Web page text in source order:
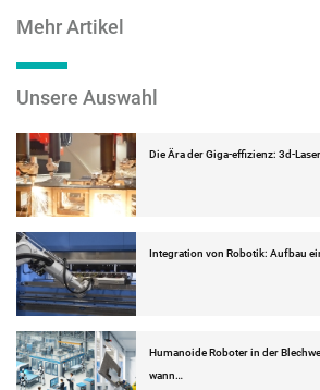
Mehr Artikel
Unsere Auswahl
Die Ära der Giga-effizienz: 3d-
Integration von Robotik: Aufbau
Humanoide Roboter in der
wann…